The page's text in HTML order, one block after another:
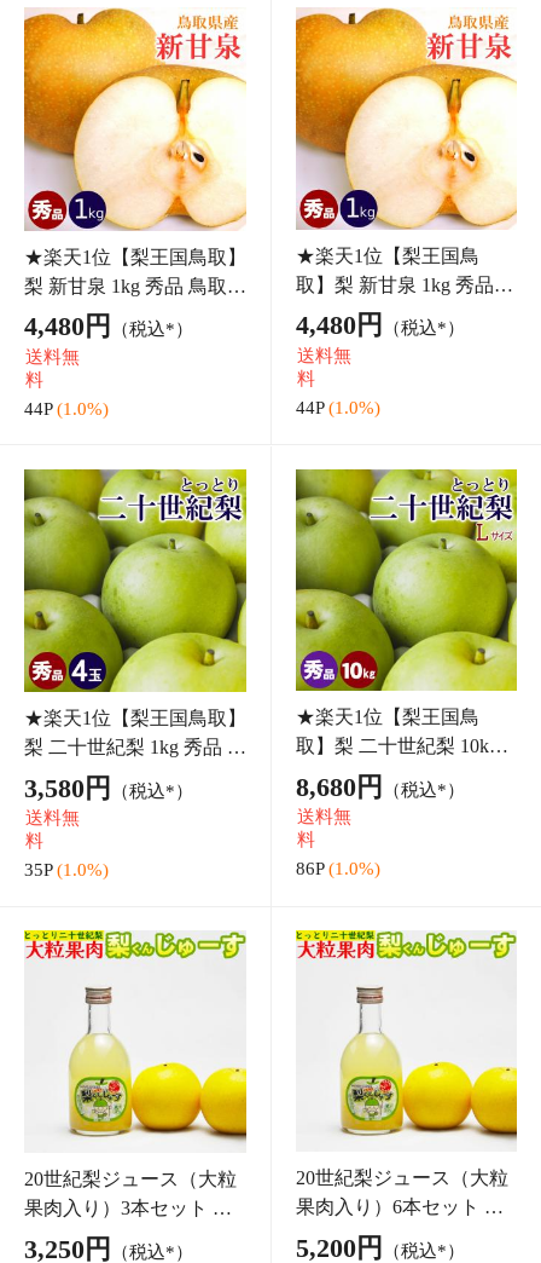
★楽天1位【梨王国鳥取】
梨 二十世紀梨 1kg 秀品 鳥
取県産 2L 4玉入 贈答用
ギフト プレゼント フルー
ツ 梨 なし 和梨 ナシ 20世
紀梨 果
3,580円
送料無
35P (1.0%)
★楽天1位【梨王国鳥
取】梨 二十世紀梨 10kg
秀品 鳥取県産 L 32玉前後
入 贈答用 ギフト プレゼ
ント フルーツ 梨 なし 和
梨 ナシ 20世紀
8,680円（税込*）
(1.0%)
果肉入り）3本セット 果
汁15% 鳥取 梨くんじゅー
す 数量限定 山田農園 二
十世紀梨 ノンアルコール
【送料無料】
3,250円（税込*）
送料無
料
32P (1.0%)
果肉入り）6本セット 果
汁15% 鳥取 梨くんじゅー
す 数量限定 山田農園 二
十世紀梨 ノンアルコール
【送料無料】
5,200円（税込*）
送料無
料
52P (1.0%)
お中元 御中元 夏ギフト
ビールセット 詰め合わせ
レゼント お祝い 国産ビー
ル＆クラフトビール＆ご
当地ハイボー
送料無
料
お中元 御中元 夏ギフト
ハイボールセット のし
お誕生日 プレゼント お
祝い 国産 ご当地ハイボ
ール 飲み比べ 詰め合わ
せ 350ml×12本 お